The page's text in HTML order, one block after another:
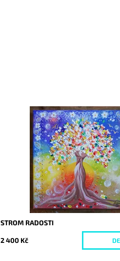
Dostupnost:
Vyprodáno
1394
STROM RADOSTI
2 400 Kč